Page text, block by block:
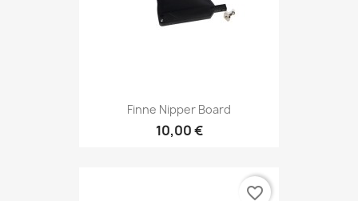
Finne Nipper Board
10,00 €
favorite_border